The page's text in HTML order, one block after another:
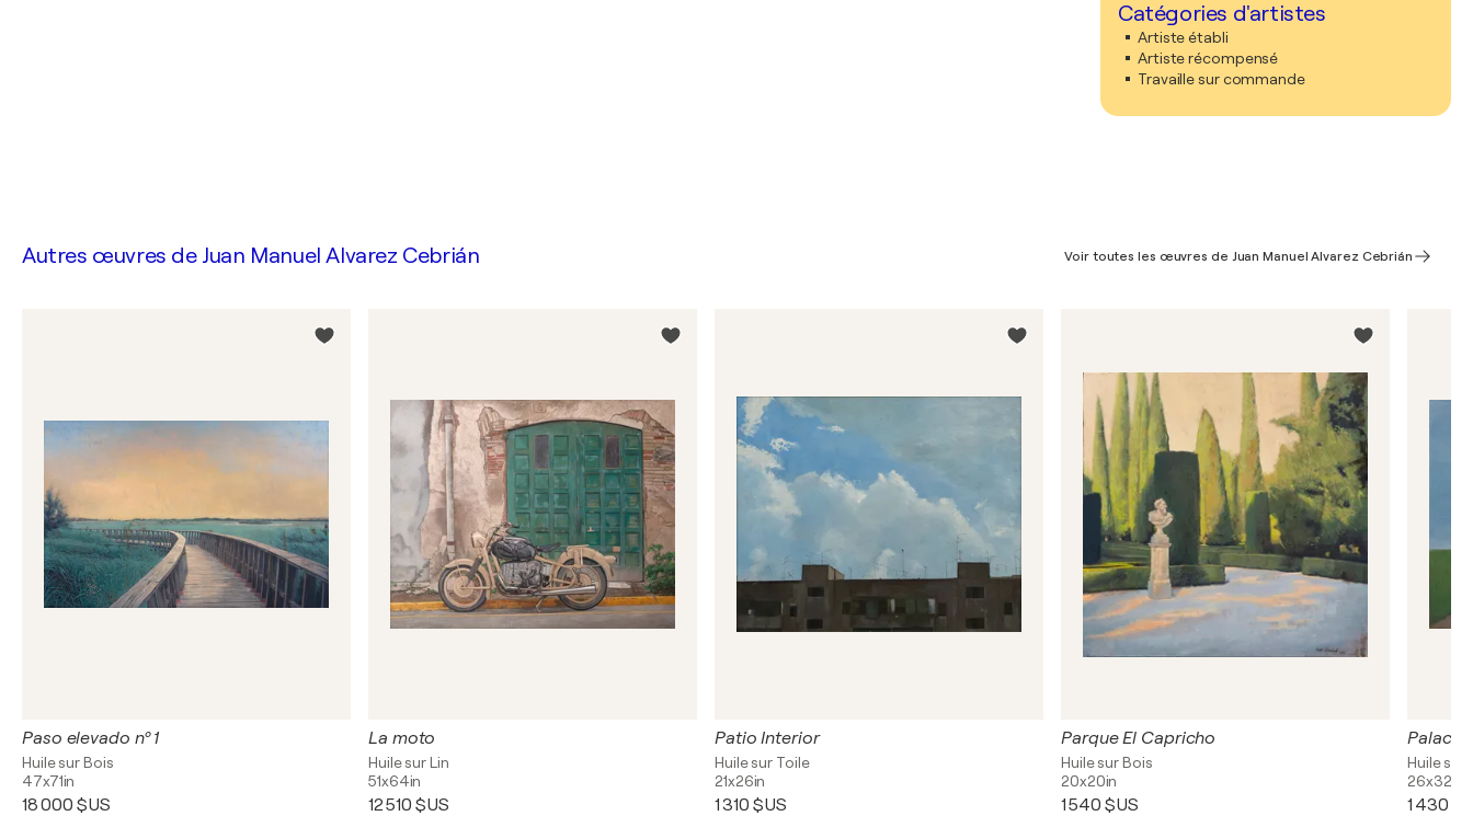
Catégories d'artistes
Artiste établi
Artiste récompensé
Travaille sur commande
Autres œuvres de Juan Manuel Alvarez Cebrián Voir toutes les œuvres de Juan Manuel Alvarez Cebrián
Paso elevado nº 1
Huile sur Bois
47x71in
18 000 $US
La moto
Huile sur Lin
51x64in
12 510 $US
Patio Interior
Huile sur Toile
21x26in
1 310 $US
Parque El Capricho
Huile sur Bois
20x20in
1 540 $US
Palacio
Huile sur
26x32in
1 430